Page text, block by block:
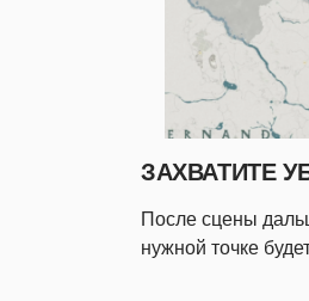
ЗАХВАТИТЕ
После сцены
нужной точке